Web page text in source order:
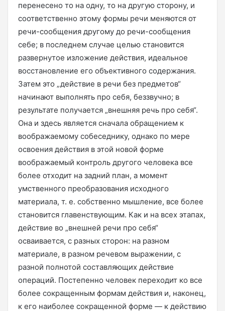
перенесено то на одну, то на другую сторону, и
соответственно этому формы речи меняются от
речи-сообщения другому до речи-сообщения
себе; в последнем случае целью становится
развернутое изложение действия, идеальное
восстановление его объективного содержания.
Затем это „действие в речи без предметов“
начинают выполнять про себя, беззвучно; в
результате получается „внешняя речь про себя“.
Она и здесь является сначала обращением к
воображаемому собеседнику, однако по мере
освоения действия в этой новой форме
воображаемый контроль другого человека все
более отходит на задний план, а момент
умственного преобразования исходного
материала, т. е. собственно мышление, все более
становится главенствующим. Как и на всех этапах,
действие во „внешней речи про себя“
осваивается, с разных сторон: на разном
материале, в разном речевом выражении, с
разной полнотой составляющих действие
операций. Постепенно человек переходит ко все
более сокращенным формам действия и, наконец,
к его наиболее сокращенной форме — к действию